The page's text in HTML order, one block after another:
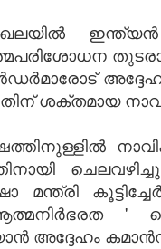
ഇന്ത്യൻ
ശക്തമായ
മന്ത്രി
അദ്ദേഹം